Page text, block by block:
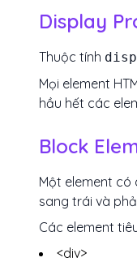
Display
Thuộc tính
Mọi element
hầu hết các
Block
Một element
sang trái và
Các element
<div>